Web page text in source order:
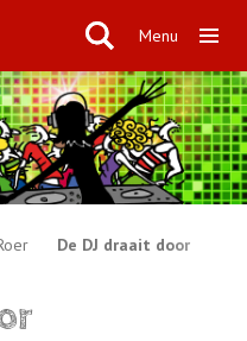
Menu
De DJ draait door